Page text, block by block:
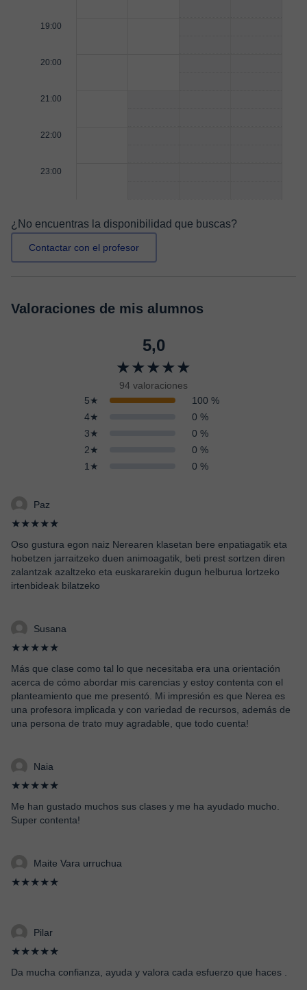
19:00
20:00
21:00
22:00
23:00
¿No encuentras la disponibilidad que buscas?
Contactar con el profesor
Valoraciones de mis alumnos
5,0
★★★★★
94 valoraciones
5★
100 %
4★
0 %
3★
0 %
2★
0 %
1★
0 %
Paz
★★★★★
Oso gustura egon naiz Nerearen klasetan bere enpatiagatik eta
hobetzen jarraitzeko duen animoagatik, beti prest sortzen diren
zalantzak azaltzeko eta euskararekin dugun helburua lortzeko
irtenbideak bilatzeko
Susana
★★★★★
Más que clase como tal lo que necesitaba era una orientación
acerca de cómo abordar mis carencias y estoy contenta con el
planteamiento que me presentó. Mi impresión es que Nerea es
una profesora implicada y con variedad de recursos, además de
una persona de trato muy agradable, que todo cuenta!
Naia
★★★★★
Me han gustado muchos sus clases y me ha ayudado mucho.
Super contenta!
Maite Vara urruchua
★★★★★
Pilar
★★★★★
Da mucha confianza, ayuda y valora cada esfuerzo que haces .